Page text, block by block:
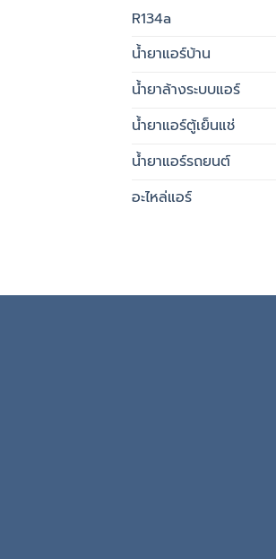
R134a
น้ำยาแอร์บ้าน
น้ำยาล้างระบบแอร์
น้ำยาแอร์ตู้เย็นแช่
น้ำยาแอร์รถยนต์
อะไหล่แอร์